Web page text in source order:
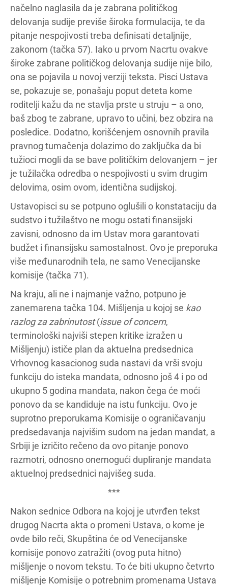
načelno naglasila da је zabrana političkog
delovanja sudije previše široka formulacija, te da
pitanje nespojivosti treba definisati detaljnije,
zakonom (tačka 57). Iako u prvom Nacrtu ovakve
široke zabrane političkog delovanja sudije nije bilo,
ona se pojavila u novoj verziji teksta. Pisci Ustava
se, pokazuje se, ponašaju poput deteta kome
roditelji kažu da ne stavlja prste u struju – a ono,
baš zbog te zabrane, upravo to učini, bez obzira na
posledice. Dodatno, korišćenjem osnovnih pravila
pravnog tumačenja dolazimo do zaključka da bi
tužioci mogli da se bave političkim delovanjem – jer
je tužilačka odredba o nespojivosti u svim drugim
delovima, osim ovom, identična sudijskoj.
Ustavopisci su se potpuno oglušili o konstataciju da
sudstvo i tužilaštvo ne mogu ostati finansijski
zavisni, odnosno da im Ustav mora garantovati
budžet i finansijsku samostalnost. Ovo je preporuka
više međunarodnih tela, ne samo Venecijanske
komisije (tačka 71).
Na kraju, ali ne i najmanje važno, potpuno je
zanemarena tačka 104. Mišljenja u kojoj se kao
razlog za zabrinutost(issue of concern,
terminološki najviši stepen kritike izražen u
Mišljenju) ističe plan da aktuelna predsednica
Vrhovnog kasacionog suda nastavi da vrši svoju
funkciju do isteka mandata, odnosno još 4 i po od
ukupno 5 godina mandata, nakon čega će moći
ponovo da se kandiduje na istu funkciju. Ovo je
suprotno preporukama Komisije o ograničavanju
predsedavanja najvišim sudom na jedan mandat, a
Srbiji je izričito rečeno da ovo pitanje ponovo
razmotri, odnosno onemogući dupliranje mandata
aktuelnoj predsednici najvišeg suda.
***
Nakon sednice Odbora na kojoj je utvrđen tekst
drugog Nacrta akta o promeni Ustava, o kome je
ovde bilo reči, Skupština će od Venecijanske
komisije ponovo zatražiti (ovog puta hitno)
mišljenje o novom tekstu. To će biti ukupno četvrto
mišljenje Komisije o potrebnim promenama Ustava